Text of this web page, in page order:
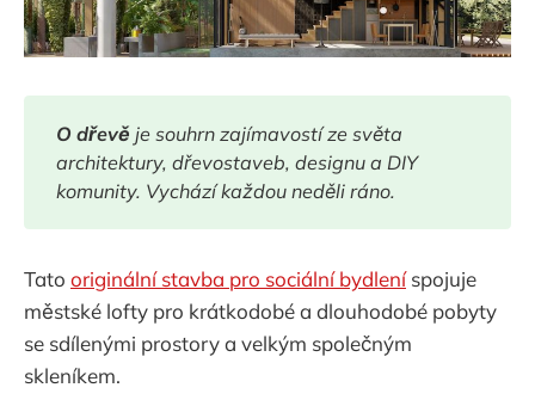
O dřevě je souhrn zajímavostí ze světa
architektury, dřevostaveb, designu a DIY
komunity. Vychází každou neděli ráno.
Tato originální stavba pro sociální bydleníspojuje
městské lofty pro krátkodobé a dlouhodobé pobyty
se sdílenými prostory a velkým společným
skleníkem.